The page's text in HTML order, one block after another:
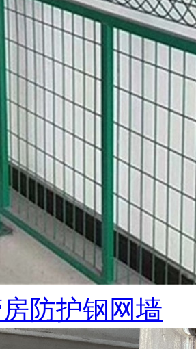
防护钢网墙